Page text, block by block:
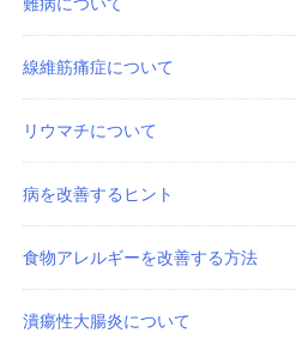
線維筋痛症について
リウマチについて
病を改善するヒント
食物アレルギーを改善する方法
潰瘍性大腸炎について